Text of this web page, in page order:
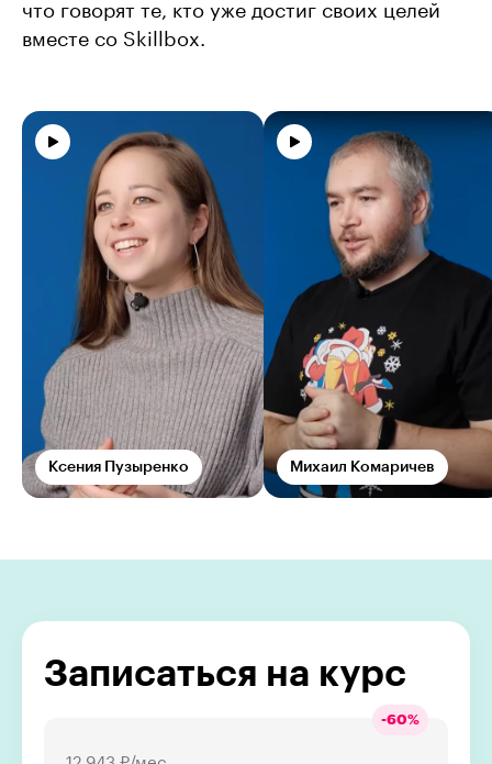
что говорят те, кто уже достиг своих целей
вместе со Skillbox.
Ксения Пузыренко Михаил Комаричев
Записаться на курс
-60%